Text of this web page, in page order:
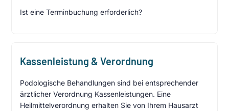
Ist eine Terminbuchung erforderlich?
Kassenleistung & Verordnung
Podologische Behandlungen sind bei entsprechender
ärztlicher Verordnung Kassenleistungen. Eine
Heilmittelverordnung erhalten Sie von Ihrem Hausarzt